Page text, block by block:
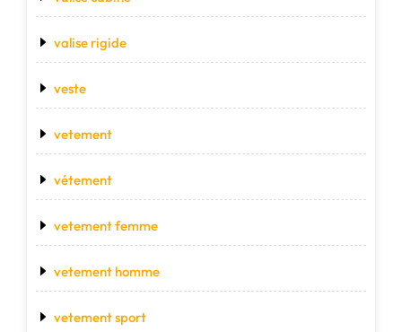
valise rigide
veste
vetement
vétement
vetement femme
vetement homme
vetement sport